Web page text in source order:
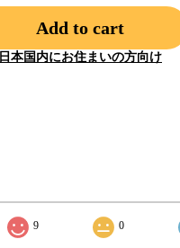
Add to cart
日本国内にお住まいの方向け
9 0